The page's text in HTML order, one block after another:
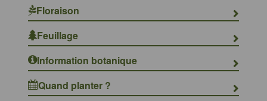
Floraison
Feuillage
Information botanique
Quand planter ?